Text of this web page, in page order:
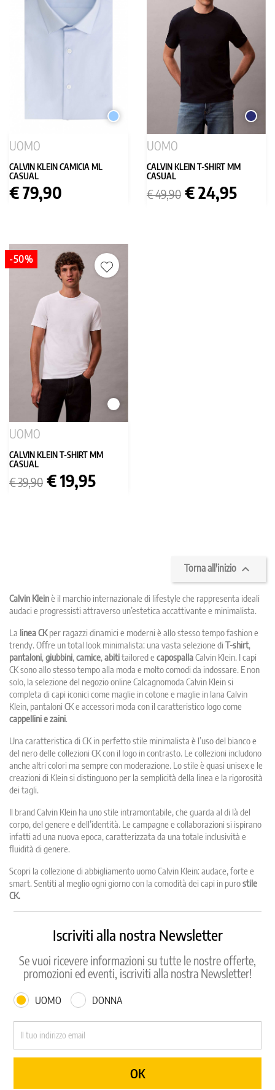
Calvin Kleinè il marchio internazionale di lifestyle che rappresenta ideali
audaci e progressisti attraverso un’estetica accattivante e minimalista.
La linea CKper ragazzi dinamici e moderni è allo stesso tempo fashion e
trendy. Offre un total look minimalista: una vasta selezione di T-shirt,
pantaloni, giubbini, camice, abititailored e capospallaCalvin Klein. I capi
CK sono allo stesso tempo alla moda e molto comodi da indossare. E non
solo, la selezione del negozio online Calcagnomoda Calvin Klein si
completa di capi iconici come maglie in cotone e maglie in lana Calvin
Klein, pantaloni CK e accessori moda con il caratteristico logo come
cappellini e zaini.
Una caratteristica di CK in perfetto stile minimalista è l’uso del bianco e
del nero delle collezioni CK con il logo in contrasto. Le collezioni includono
anche altri colori ma sempre con moderazione. Lo stile è quasi unisex e le
creazioni di Klein si distinguono per la semplicità della linea e la rigorosità
dei tagli.
Il brand Calvin Klein ha uno stile intramontabile, che guarda al di là del
corpo, del genere e dell’identità. Le campagne e collaborazioni si ispirano
infatti ad una nuova epoca, caratterizzata da una totale inclusività e
fluidità di genere.
Scopri la collezione di abbigliamento uomo Calvin Klein: audace, forte e
smart. Sentiti al meglio ogni giorno con la comodità dei capi in purostile
CK.
CELESTE
UOMO
CALVIN KLEIN CAMICIA ML
CASUAL
Prezzo
€ 79,90
BLU
UOMO
CALVIN KLEIN T-SHIRT MM
CASUAL
Prezzo
base
€ 49,90 Prezzo
€ 24,95
BIANCO
UOMO
CALVIN KLEIN T-SHIRT MM
CASUAL
Prezzo
base
€ 39,90 Prezzo
€ 19,95
-50%
Torna all'inizio 
Iscriviti alla nostra Newsletter
Se vuoi ricevere informazioni su tutte le nostre offerte,
promozioni ed eventi, iscriviti alla nostra Newsletter!
UOMO DONNA